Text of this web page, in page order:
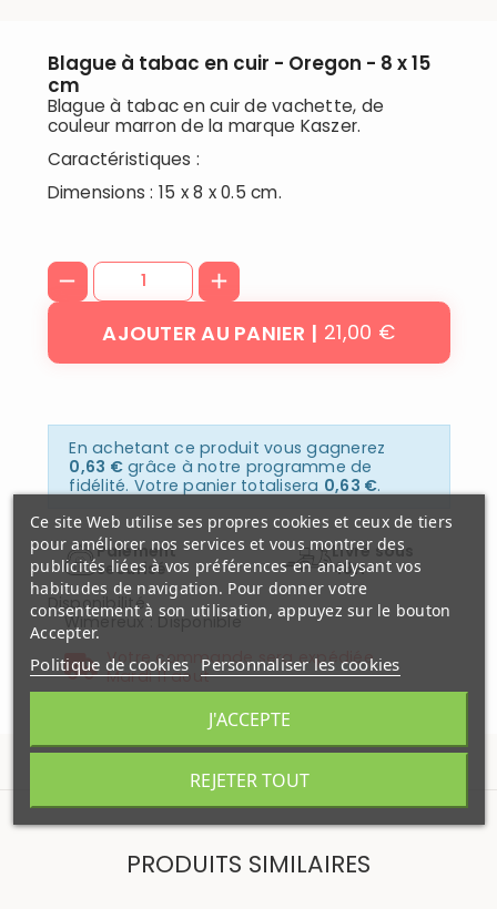
Blague à tabac en cuir - Oregon - 8 x 15
cm
Blague à tabac en cuir de vachette, de
couleur marron de la marque Kaszer.
Caractéristiques :
Dimensions : 15 x 8 x 0.5 cm.
21,00 €
AJOUTER AU PANIER
En achetant ce produit vous gagnerez
0,63 €grâce à notre programme de
fidélité. Votre panier totalisera 0,63 €.
Paiement
securisé
Livré sous
48H
Disponibilité
Wimereux: Disponible
Votre commande sera expédiée
Mardi 11 aout
PRODUITS SIMILAIRES
Ce site Web utilise ses propres cookies et ceux de tiers
pour améliorer nos services et vous montrer des
publicités liées à vos préférences en analysant vos
habitudes de navigation. Pour donner votre
consentement à son utilisation, appuyez sur le bouton
Accepter.
Politique de cookies Personnaliser les cookies
REJETER TOUT
J'ACCEPTE